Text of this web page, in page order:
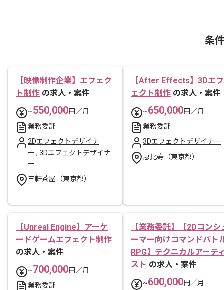
条
【映像制作企業】エフェク
ト制作 の求人・案件
~550,000円／月
業務委託
2Dエフェクトデザイナ
ー , 3Dエフェクトデザイナ
ー
三軒茶屋（東京都）
【After Effects】3Dエフ
ェクト制作 の求人・案件
~650,000円／月
業務委託
3Dエフェクトデザイナー
恵比寿（東京都）
【Unreal Engine】アーケ
ードゲームエフェクト制作
の求人・案件
~700,000円／月
業務委託
【業務委託】【2Dコンシ
ーマー向けコマンドバト
RPG】テクニカルアーテ
スト の求人・案件
~600,000円／月